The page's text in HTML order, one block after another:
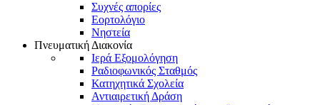
Συχνές απορίες
Εορτολόγιο
Νηστεία
Πνευματική Διακονία
Ιερά Εξομολόγηση
Ραδιοφωνικός Σταθμός
Κατηχητικά Σχολεία
Αντιαιρετική Δράση